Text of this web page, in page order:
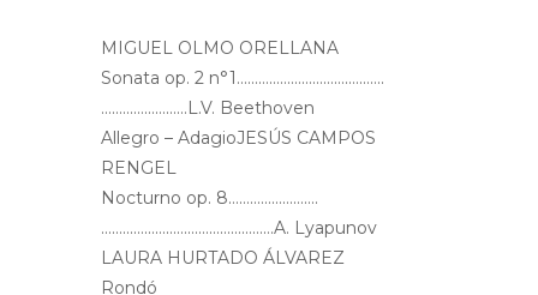
MIGUEL OLMO ORELLANA
Sonata op. 2 n°1………………………….……….
……………………L.V. Beethoven
Allegro – AdagioJESÚS CAMPOS
RENGEL
Nocturno op. 8…………………….
…………………………………………A. Lyapunov
LAURA HURTADO ÁLVAREZ
Rondó